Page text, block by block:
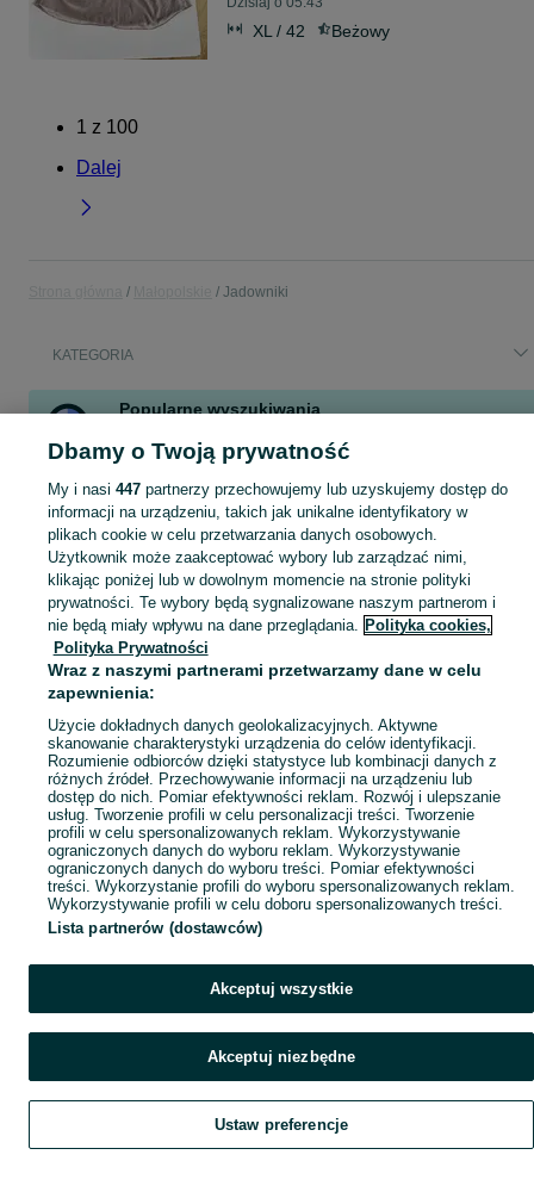
XL / 42 Beżowy
1 z 100
Dalej
Jadowniki
KATEGORIA
Popularne wyszukiwania
student meble kuchenne używane
kosiarka traktorek
ford
Skorzystaj z największego serwisu ogłoszeniowego - Jadowniki i okolice! Kupuj to, czego pragniesz i sprzedawaj to, czego już nie potrzebujesz!
Mapa kategorii
Mapa miejscowości
Mapa ministron
Popularne wyszukiwania
Szukaj Obserwujesz Dodaj Czat Konto
Dbamy o Twoją prywatność
My i nasi 447partnerzy przechowujemy lub uzyskujemy dostęp do
informacji na urządzeniu, takich jak unikalne identyfikatory w
plikach cookie w celu przetwarzania danych osobowych.
Użytkownik może zaakceptować wybory lub zarządzać nimi,
klikając poniżej lub w dowolnym momencie na stronie polityki
prywatności. Te wybory będą sygnalizowane naszym partnerom i
nie będą miały wpływu na dane przeglądania. Polityka cookies,
Polityka Prywatności
Wraz z naszymi partnerami przetwarzamy dane w celu
zapewnienia:
Użycie dokładnych danych geolokalizacyjnych. Aktywne
skanowanie charakterystyki urządzenia do celów identyfikacji.
Rozumienie odbiorców dzięki statystyce lub kombinacji danych z
różnych źródeł. Przechowywanie informacji na urządzeniu lub
dostęp do nich. Pomiar efektywności reklam. Rozwój i ulepszanie
usług. Tworzenie profili w celu personalizacji treści. Tworzenie
profili w celu spersonalizowanych reklam. Wykorzystywanie
ograniczonych danych do wyboru reklam. Wykorzystywanie
ograniczonych danych do wyboru treści. Pomiar efektywności
treści. Wykorzystanie profili do wyboru spersonalizowanych reklam.
Wykorzystywanie profili w celu doboru spersonalizowanych treści.
Lista partnerów (dostawców)
Akceptuj wszystkie
Akceptuj niezbędne
Ustaw preferencje